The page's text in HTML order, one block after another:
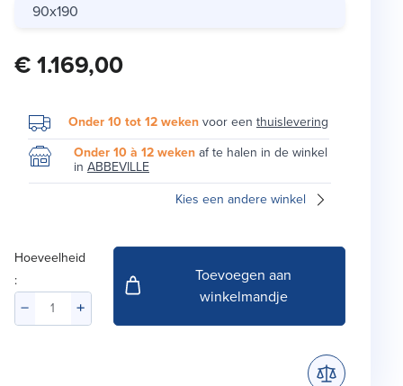
90x190
€ 1.169,00
Onder 10 tot 12 wekenvoor een thuislevering
Onder 10 à 12 wekenaf te halen in de winkel
in ABBEVILLE
Kies een andere winkel
Hoeveelheid
:
Toevoegen aan
winkelmandje